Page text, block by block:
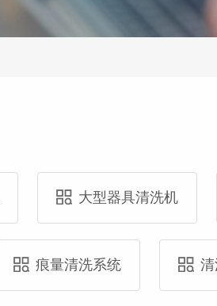
大型器具清洗机
痕量清洗系统